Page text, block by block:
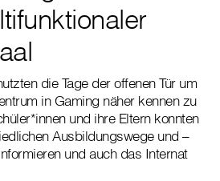
die Tage der offenen Tür um
in Gaming näher kennen zu
und ihre Eltern konnten
Ausbildungswege und –
und auch das Internat